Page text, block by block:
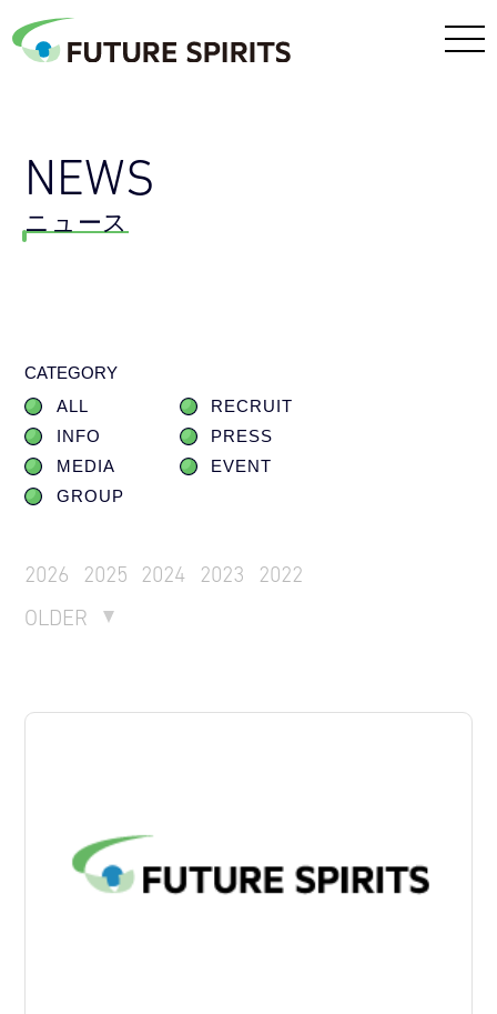
NEWS
ニュース
CATEGORY
ALL
RECRUIT
INFO
PRESS
MEDIA
EVENT
GROUP
2026 2025 2024 2023
2022
OLDER